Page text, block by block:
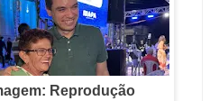
Reprodução